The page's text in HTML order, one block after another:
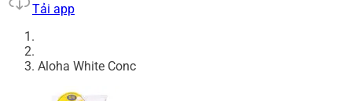
Tải app
Aloha White Conc